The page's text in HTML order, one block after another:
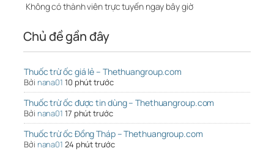
Không có thành viên trực tuyến ngay bây giờ
Chủ đề gần đây
Thuốc trừ ốc giá lẻ – Thethuangroup.com
Bởi nana01 10 phút trước
Thuốc trừ ốc được tin dùng – Thethuangroup.com
Bởi nana01 17 phút trước
Thuốc trừ ốc Đồng Tháp – Thethuangroup.com
Bởi nana01 24 phút trước